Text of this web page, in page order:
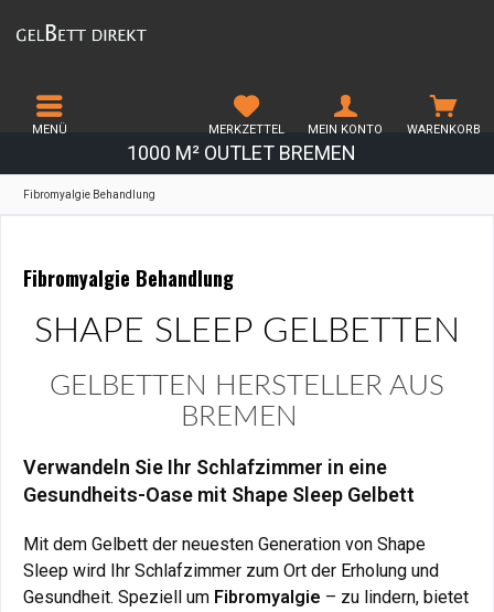
1000 M² OUTLET BREMEN
MENÜ WARENKORB
MERKZETTEL MEIN KONTO
Fibromyalgie Behandlung
Fibromyalgie Behandlung
SHAPE SLEEP GELBETTEN
GELBETTEN HERSTELLER AUS
BREMEN
Verwandeln Sie Ihr Schlafzimmer in eine
Gesundheits-Oase mit Shape Sleep Gelbett
Mit dem Gelbett der neuesten Generation von Shape
Sleep wird Ihr Schlafzimmer zum Ort der Erholung und
Gesundheit. Speziell um Fibromyalgie – zu lindern, bietet